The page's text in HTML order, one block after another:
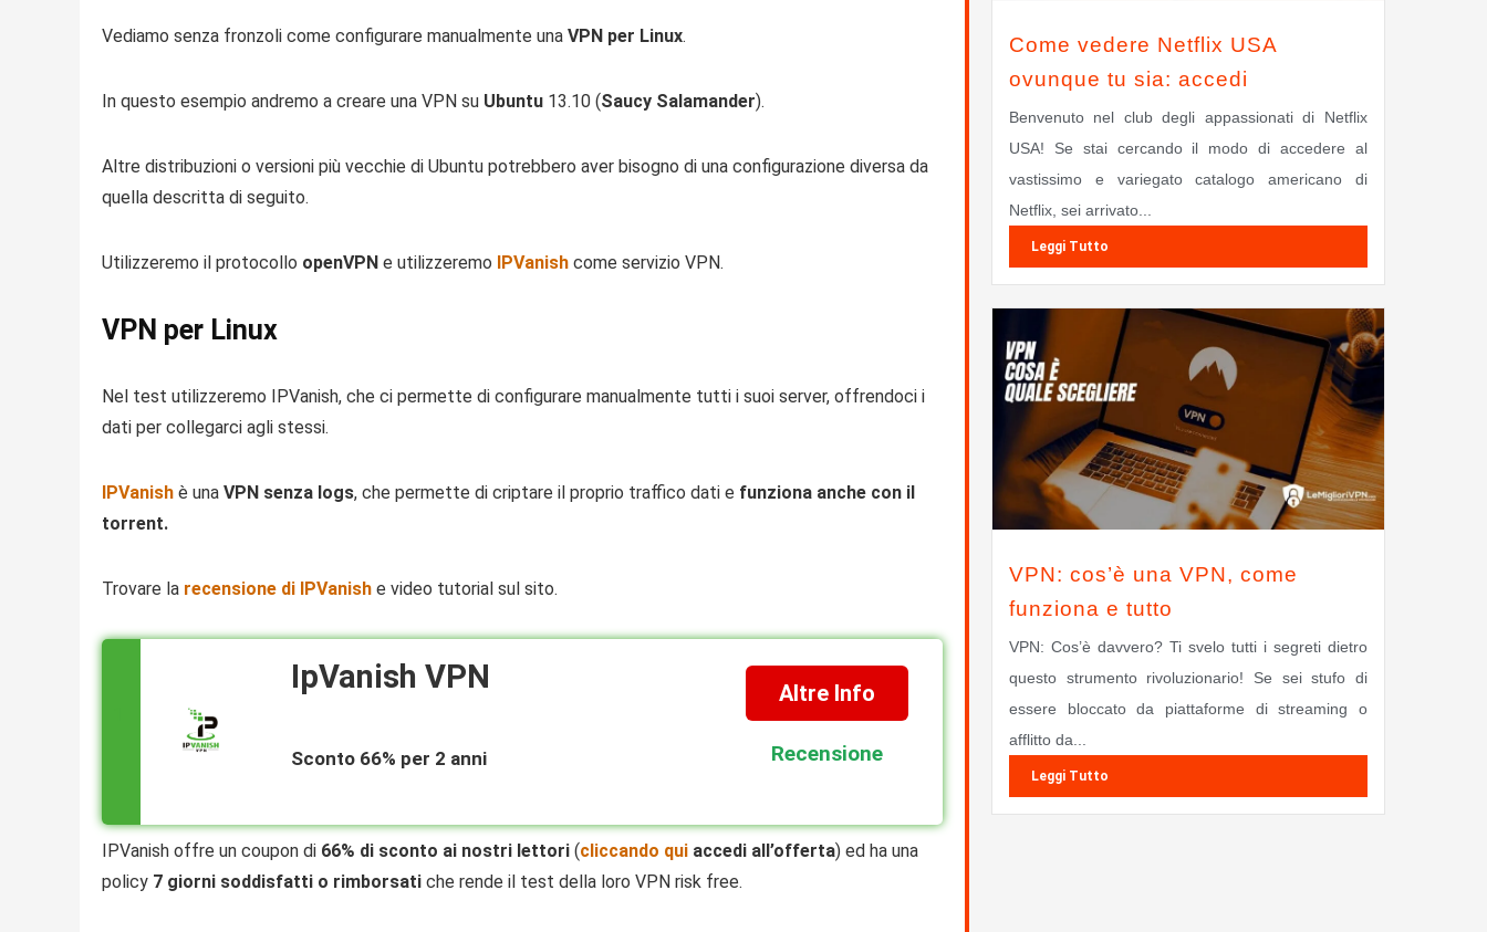
Vediamo senza fronzoli come configurare manualmente una VPN per Linux.
In questo esempio andremo a creare una VPN su Ubuntu 13.10 (Saucy Salamander).
Altre distribuzioni o versioni più vecchie di Ubuntu potrebbero aver bisogno di una configurazione diversa da
quella descritta di seguito.
Utilizzeremo il protocollo openVPN e utilizzeremo IPVanish come servizio VPN.
VPN per Linux
Nel test utilizzeremo IPVanish, che ci permette di configurare manualmente tutti i suoi server, offrendoci i
dati per collegarci agli stessi.
IPVanish è una VPN senza logs, che permette di criptare il proprio traffico dati e funziona anche con il
torrent.
Trovare la recensione di IPVanish e video tutorial sul sito.
IpVanish VPN
Sconto 66% per 2 anni
Altre Info
Recensione
IPVanish offre un coupon di 66% di sconto ai nostri lettori (cliccando qui accedi all’offerta) ed ha una
policy 7 giorni soddisfatti o rimborsati che rende il test della loro VPN risk free.
Come vedere Netflix USA
ovunque tu sia: accedi
Benvenuto nel club degli appassionati di Netflix
USA! Se stai cercando il modo di accedere al
vastissimo e variegato catalogo americano di
Netflix, sei arrivato...
Leggi Tutto
VPN: cos’è una VPN, come
funziona e tutto
VPN: Cos’è davvero? Ti svelo tutti i segreti dietro
questo strumento rivoluzionario! Se sei stufo di
essere bloccato da piattaforme di streaming o
afflitto da...
Leggi Tutto